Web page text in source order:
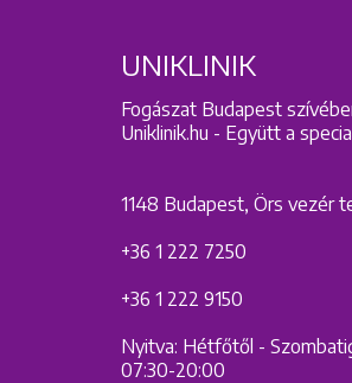
UNIKLINIK
Fogászat Budapest
Uniklinik.hu - Együtt a
1148 Budapest, Örs vezér
+36 1 222 7250
+36 1 222 9150
Nyitva: Hétfőtől -
07:30-20:00